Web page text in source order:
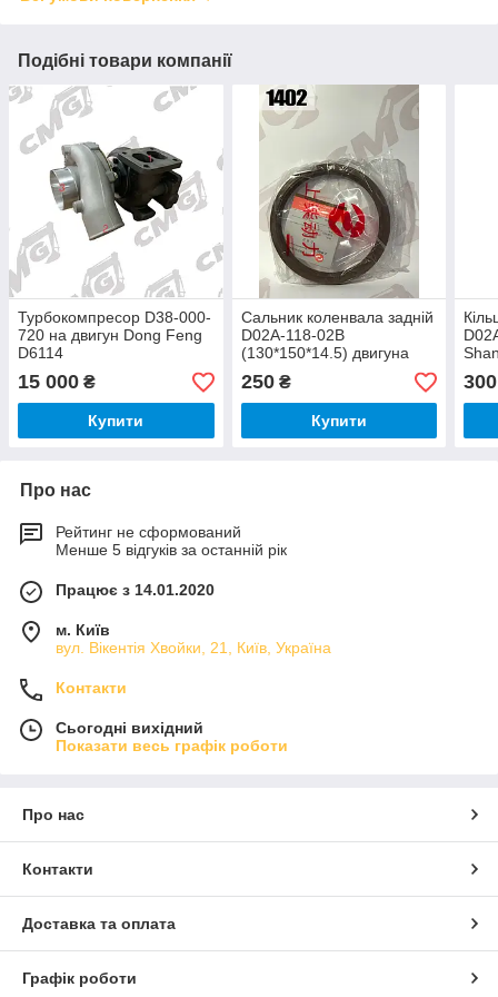
Подібні товари компанії
Турбокомпресор D38-000-
720 на двигун Dong Feng
D6114
15 000 ₴
Купити
Сальник коленвала задній
D02A-118-02B
(130*150*14.5) двигуна
Shanghai D6114
250₴
Купити
300
Про нас
Рейтинг не сформований
Менше 5 відгуків за останній рік
Працює з 14.01.2020
м. Київ
вул. Вікентія Хвойки, 21, Київ, Україна
Контакти
Сьогодні вихідний
Показати весь графік роботи
Про нас
Контакти
Доставка та оплата
Графік роботи